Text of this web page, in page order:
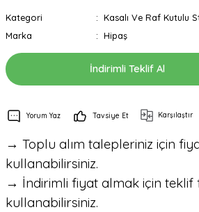
Kategori
Kasalı Ve Raf Kutulu
Marka
Hipaş
İndirimli Teklif Al
Yorum Yaz Tavsiye Et Karşılaştır
→ Toplu alım talepleriniz için
kullanabilirsiniz.
→ İndirimli fiyat almak için teklif
kullanabilirsiniz.